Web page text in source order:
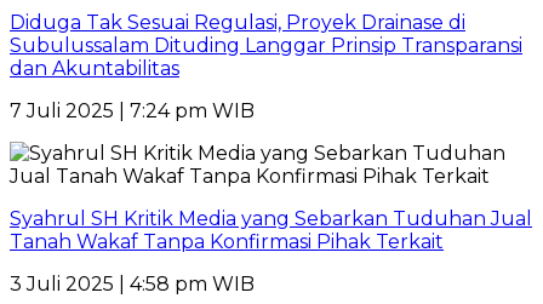
Diduga Tak Sesuai Regulasi, Proyek Drainase di
Subulussalam Dituding Langgar Prinsip Transparansi
dan Akuntabilitas
7 Juli 2025 | 7:24 pm WIB
Syahrul SH Kritik Media yang Sebarkan Tuduhan Jual
Tanah Wakaf Tanpa Konfirmasi Pihak Terkait
3 Juli 2025 | 4:58 pm WIB